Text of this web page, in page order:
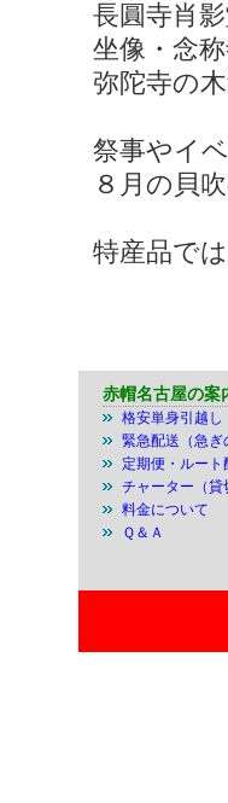
長圓寺肖
坐像・念
弥陀寺の
祭事やイ
８月の貝
特産品では
赤帽名古屋の案
格安単身引越し
緊急配送（急ぎ
定期便・ルート
チャーター（貸
料金について
Ｑ＆Ａ